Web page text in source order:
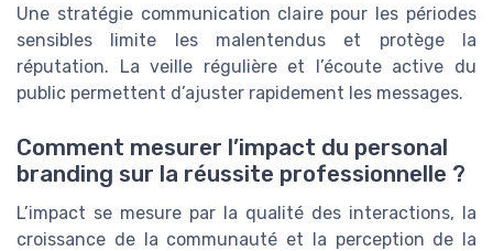
Une stratégie communication claire pour les périodes
sensibles limite les malentendus et protège la
réputation. La veille régulière et l’écoute active du
public permettent d’ajuster rapidement les messages.
Comment mesurer l’impact du personal
branding sur la réussite professionnelle ?
L’impact se mesure par la qualité des interactions, la
croissance de la communauté et la perception de la